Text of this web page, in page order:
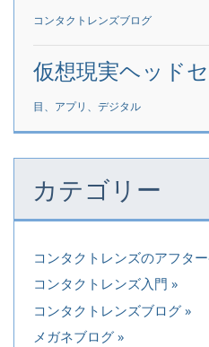
コンタクトレンズブログ
仮想現実ヘッド
目、アプリ、デジタル
カテゴリー
コンタクトレンズのアフタ
コンタクトレンズ入門
コンタクトレンズブログ
メガネブログ